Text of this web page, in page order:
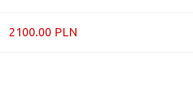
2100.00 PLN